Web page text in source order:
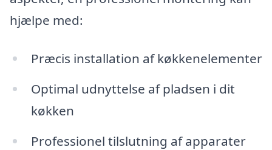
hjælpe med:
Præcis installation af køkkenelementer
Optimal udnyttelse af pladsen i dit
køkken
Professionel tilslutning af apparater